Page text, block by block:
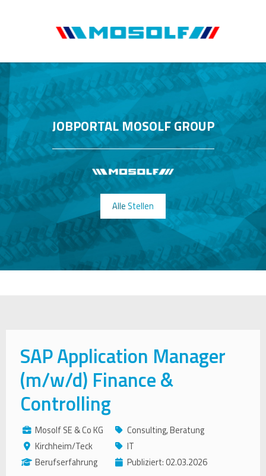
JOBPORTAL MOSOLF GROUP
Alle Stellen
SAP Application Manager
(m/w/d) Finance &
Controlling
Mosolf SE & Co KG
Kirchheim/Teck
Berufserfahrung
Consulting, Beratung
IT
Publiziert: 02.03.2026